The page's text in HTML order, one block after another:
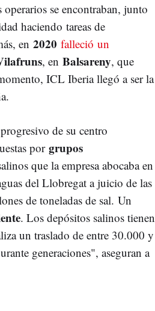
operarios se encontraban, junto
haciendo tareas de
en 2020 falleció un
, en Balsareny, que
ICL Iberia llegó a ser la
progresivo de su centro
por grupos
que la empresa abocaba en
del Llobregat a juicio de las
de toneladas de sal. Un
. Los depósitos salinos tienen
un traslado de entre 30.000 y
generaciones", aseguran a